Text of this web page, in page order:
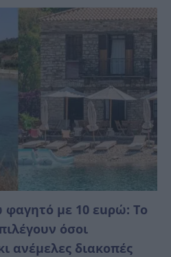
φαγητό με 10 εuρώ: Το
όσοι
ανέμελες διακοπές